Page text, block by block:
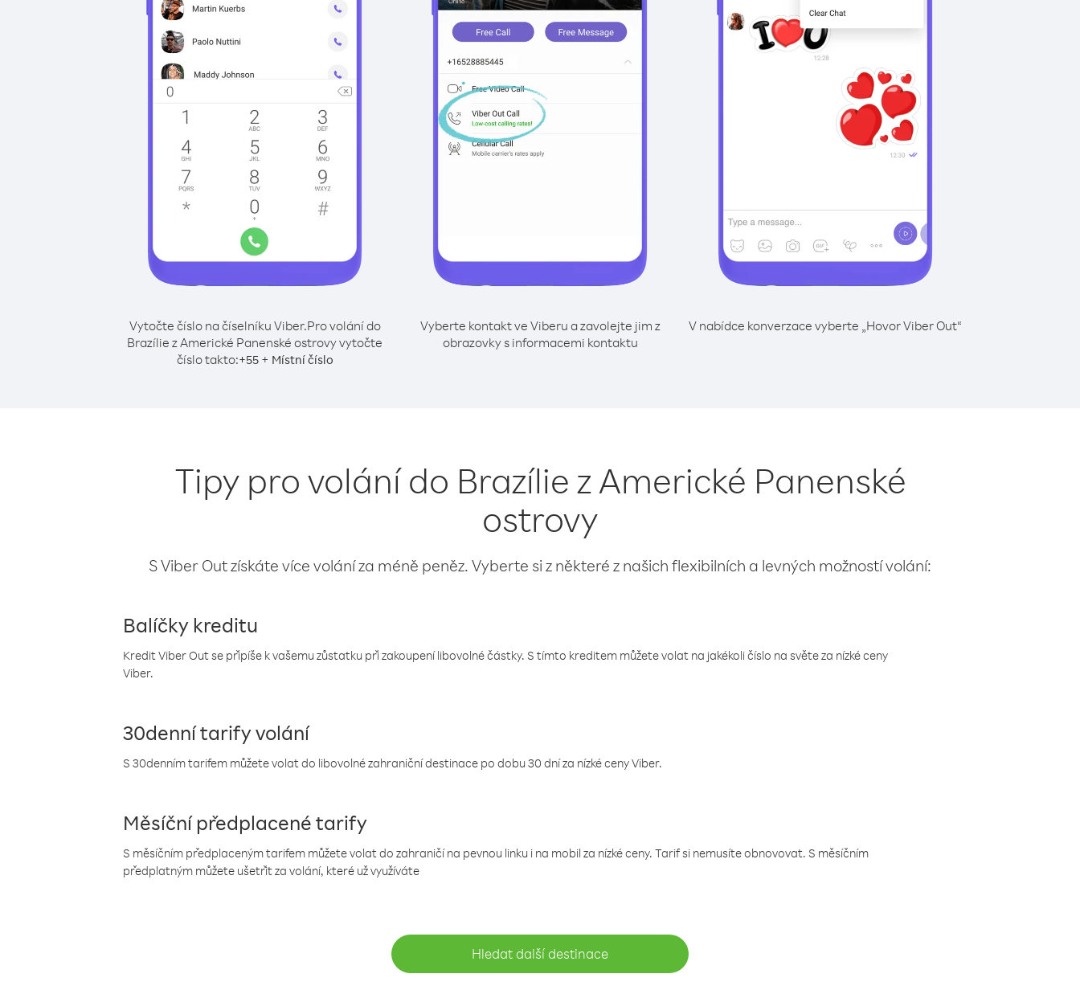
Vytočte číslo na číselníku Viber.Pro volání do
Brazílie z Americké Panenské ostrovy vytočte
číslo takto:+55+ Místní číslo
Vyberte kontakt ve Viberu a zavolejte jim z
obrazovky s informacemi kontaktu
V nabídce konverzace vyberte „Hovor Viber Out“
Tipy pro volání do Brazílie z Americké Panenské
ostrovy
S Viber Out získáte více volání za méně peněz. Vyberte si z některé z našich flexibilních a levných možností volání:
Balíčky kreditu
Kredit Viber Out se připíše k vašemu zůstatku při zakoupení libovolné částky. S tímto kreditem můžete volat na jakékoli číslo na světe za nízké ceny
Viber.
30denní tarify volání
S 30denním tarifem můžete volat do libovolné zahraniční destinace po dobu 30 dní za nízké ceny Viber.
Měsíční předplacené tarify
S měsíčním předplaceným tarifem můžete volat do zahraničí na pevnou linku i na mobil za nízké ceny. Tarif si nemusíte obnovovat. S měsíčním
předplatným můžete ušetřit za volání, které už využíváte
Hledat další destinace